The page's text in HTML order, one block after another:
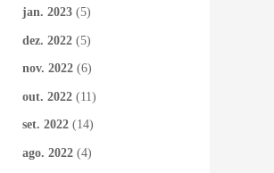
jan. 2023 (5)
dez. 2022 (5)
nov. 2022 (6)
out. 2022 (11)
set. 2022 (14)
ago. 2022 (4)